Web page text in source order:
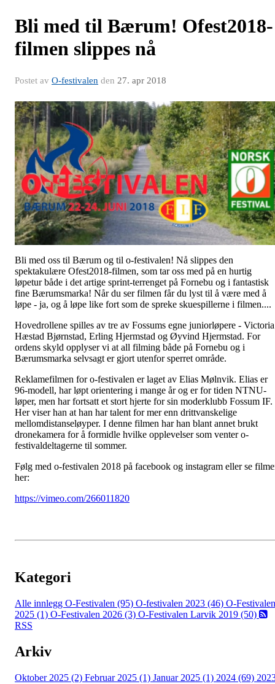
Bli med til Bærum! Ofest2018-
filmen slippes nå
Postet av O-festivalen den 27. apr 2018
Bli med oss til Bærum og til o-festivalen! Nå slippes den
spektakulære Ofest2018-filmen, som tar oss med på en hurtig
løpetur både i det artige sprint-terrenget på Fornebu og i fantastisk
fine Bærumsmarka! Når du ser filmen får du lyst til å være med å
løpe - ja, og å løpe like fort som de spreke skuespillerne i filmen....
Hovedrollene spilles av tre av Fossums egne juniorløpere - Victoria
Hæstad Bjørnstad, Erling Hjermstad og Øyvind Hjermstad. For
ordens skyld opplyser vi at all filming både på Fornebu og i
Bærumsmarka selvsagt er gjort utenfor sperret område.
Reklamefilmen for o-festivalen er laget av Elias Mølnvik. Elias er
96-modell, har løpt orientering i mange år og er for tiden NTNU-
løper, men har fortsatt et stort hjerte for sin moderklubb Fossum IF.
Her viser han at han har talent for mer enn drittvanskelige
mellomdistanseløyper. I denne filmen har han blant annet brukt
dronekamera for å formidle hvilke opplevelser som venter o-
festivaldeltagerne til sommer.
Følg med o-festivalen 2018 på facebook og instagram eller se
her:
https://vimeo.com/266011820
Kategori
Alle innlegg O-Festivalen (95) O-festivalen 2023 (46) O-Festivalen
2025 (1) O-Festivalen 2026 (3) O-Festivalen Larvik 2019 (50)
RSS
Arkiv
Oktober 2025 (2) Februar 2025 (1) Januar 2025 (1) 2024 (69)